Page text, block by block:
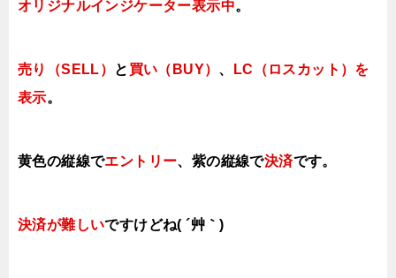
オリジナルインジケーター表示中。
売り（SELL） と 買い（BUY） 、
LC（ロスカット）を
表示。
黄色の縦線でエントリー、紫の縦線で決済です。
決済が難しいですけどね( ´艸｀)